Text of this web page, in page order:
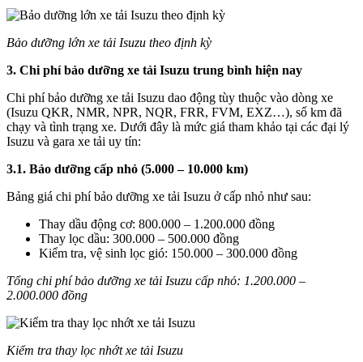
Bảo dưỡng lớn xe tải Isuzu theo định kỳ
3. Chi phí bảo dưỡng xe tải Isuzu trung bình hiện nay
Chi phí bảo dưỡng xe tải Isuzu dao động tùy thuộc vào dòng xe
(Isuzu QKR, NMR, NPR, NQR, FRR, FVM, EXZ…), số km đã
chạy và tình trạng xe. Dưới đây là mức giá tham khảo tại các đại lý
Isuzu và gara xe tải uy tín:
3.1. Bảo dưỡng cấp nhỏ (5.000 – 10.000 km)
Bảng giá chi phí bảo dưỡng xe tải Isuzu ở cấp nhỏ như sau:
Thay dầu động cơ: 800.000 – 1.200.000 đồng
Thay lọc dầu: 300.000 – 500.000 đồng
Kiểm tra, vệ sinh lọc gió: 150.000 – 300.000 đồng
Tổng chi phí bảo dưỡng xe tải Isuzu cấp nhỏ: 1.200.000 –
2.000.000 đồng
Kiểm tra thay lọc nhớt xe tải Isuzu